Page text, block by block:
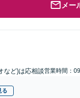
メー
など)は応相談営業時間：
る